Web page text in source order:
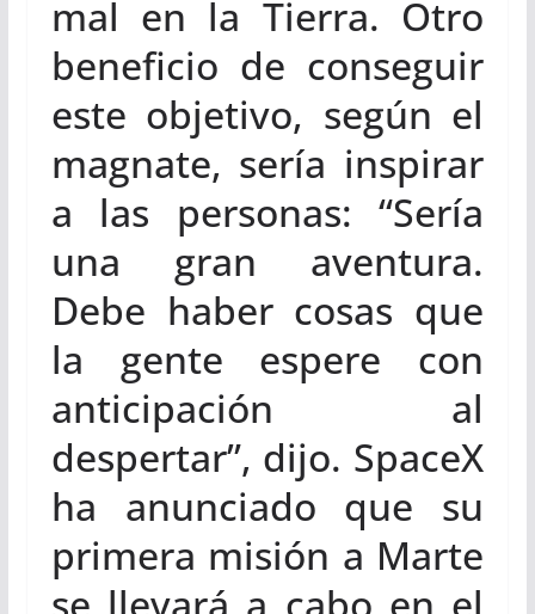
mal en la Tierra. Otro
beneficio de conseguir
este objetivo, según el
magnate, sería inspirar
a las personas: “Sería
una gran aventura.
Debe haber cosas que
la gente espere con
anticipación al
despertar”, dijo. SpaceX
ha anunciado que su
primera misión a Marte